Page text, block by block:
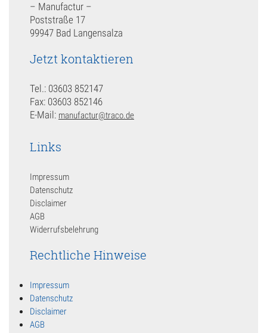
– Manufactur –
Poststraße 17
99947 Bad Langensalza
Jetzt kontaktieren
Tel.: 03603 852147
Fax: 03603 852146
E-Mail: manufactur@traco.de
Links
Impressum
Datenschutz
Disclaimer
AGB
Widerrufsbelehrung
Rechtliche Hinweise
Impressum
Datenschutz
Disclaimer
AGB